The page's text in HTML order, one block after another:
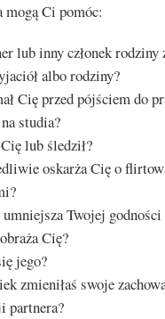
mogą Ci pomóc:
lub inny członek rodziny
albo rodziny?
Cię przed pójściem do
studia?
lub śledził?
oskarża Cię o
Twojej
Cię?
jego?
zmieniłaś swoje
partnera?